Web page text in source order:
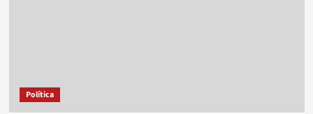
Política